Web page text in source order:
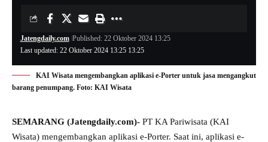
Last updated: 22 Oktober 2024 13:25 13:25
Jatengdaily.com Published: 22 Oktober 2024 13:25
KAI Wisata mengembangkan aplikasi e-Porter untuk jasa mengangkut
barang penumpang. Foto: KAI Wisata
SEMARANG (Jatengdaily.com)- PT KA Pariwisata (KAI
Wisata) mengembangkan aplikasi e-Porter. Saat ini, aplikasi e-